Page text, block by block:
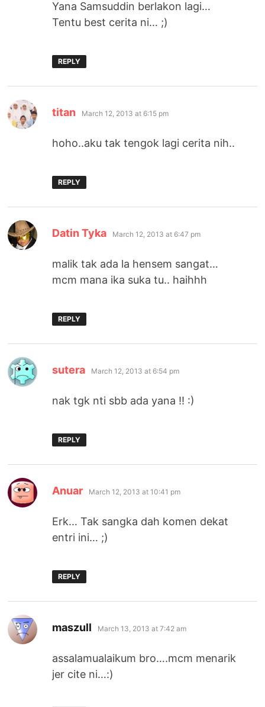
Yana Samsuddin berlakon lagi…
Tentu best cerita ni… ;)
REPLY
titan says:
March 12, 2013 at 6:15 pm
hoho..aku tak tengok lagi cerita nih..
REPLY
Datin Tyka says:
March 12, 2013 at 6:47 pm
malik tak ada la hensem sangat…
mcm mana ika suka tu.. haihhh
REPLY
sutera says:
March 12, 2013 at 6:54 pm
nak tgk nti sbb ada yana !! :)
REPLY
Anuar says:
March 12, 2013 at 10:41 pm
Erk… Tak sangka dah komen dekat
entri ini… ;)
REPLY
maszull says:
March 13, 2013 at 7:42 am
assalamualaikum bro….mcm menarik
jer cite ni…:)